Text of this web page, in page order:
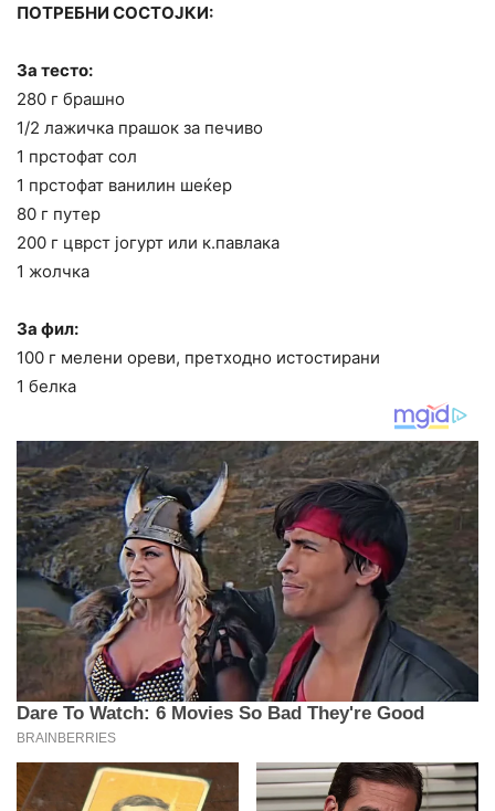
ПОТРЕБНИ СОСТОЈКИ:
За тесто:
280 г брашно
1/2 лажичка прашок за печиво
1 прстофат сол
1 прстофат ванилин шеќер
80 г путер
200 г цврст јогурт или к.павлака
1 жолчка
За фил:
100 г мелени ореви, претходно истостирани
1 белка